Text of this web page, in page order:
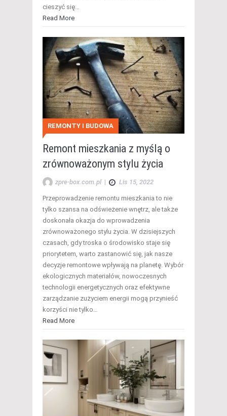
cieszyć się…
Read More
REMONTY I BUDOWA
Remont mieszkania z myślą o
zrównoważonym stylu życia
zpre-box.com.pl | Lis 15, 2022
Przeprowadzenie remontu mieszkania to nie
tylko szansa na odświeżenie wnętrz, ale także
doskonała okazja do wprowadzenia
zrównoważonego stylu życia. W dzisiejszych
czasach, gdy troska o środowisko staje się
priorytetem, warto zastanowić się, jak nasze
decyzje remontowe wpływają na planetę. Wybór
ekologicznych materiałów, nowoczesnych
technologii energetycznych oraz efektywne
zarządzanie zużyciem energii mogą przynieść
korzyści nie tylko…
Read More